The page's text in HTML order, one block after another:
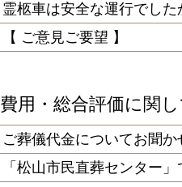
霊柩車は安全な運行でした
【 ご意見ご要望 】
費用・総合評価に関し
ご葬儀代金についてお聞か
「松山市民直葬センター